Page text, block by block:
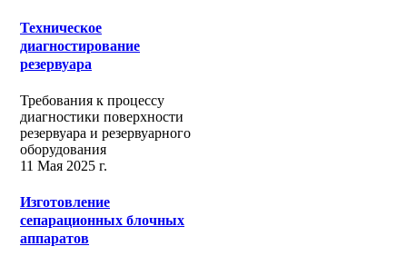
Техническое
диагностирование
резервуара
Требования к процессу
диагностики поверхности
резервуара и резервуарного
оборудования
11 Мая 2025 г.
Изготовление
сепарационных блочных
аппаратов